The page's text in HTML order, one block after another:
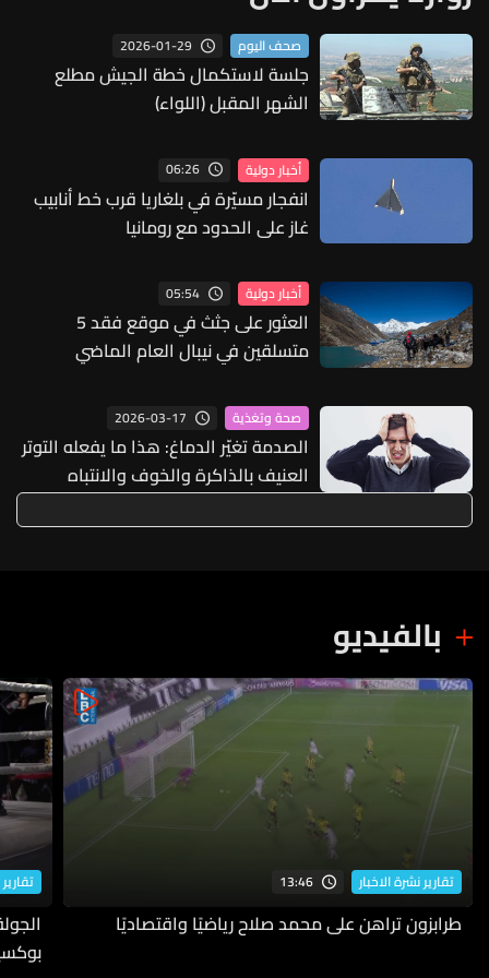
صحف اليوم 2026-01-29
جلسة لاستكمال خطة الجيش مطلع
الشهر المقبل (اللواء)
أخبار دولية 06:26
انفجار مسيّرة في بلغاريا قرب خط أنابيب
غاز على الحدود مع رومانيا
أخبار دولية 05:54
العثور على جثث في موقع فقد 5
متسلقين في نيبال العام الماضي
صحة وتغذية 2026-03-17
الصدمة تغيّر الدماغ: هذا ما يفعله التوتر
العنيف بالذاكرة والخوف والانتباه
بالفيديو
تقارير نشرة الاخبار 13:46
طرابزون تراهن على محمد صلاح رياضيًا واقتصاديًا